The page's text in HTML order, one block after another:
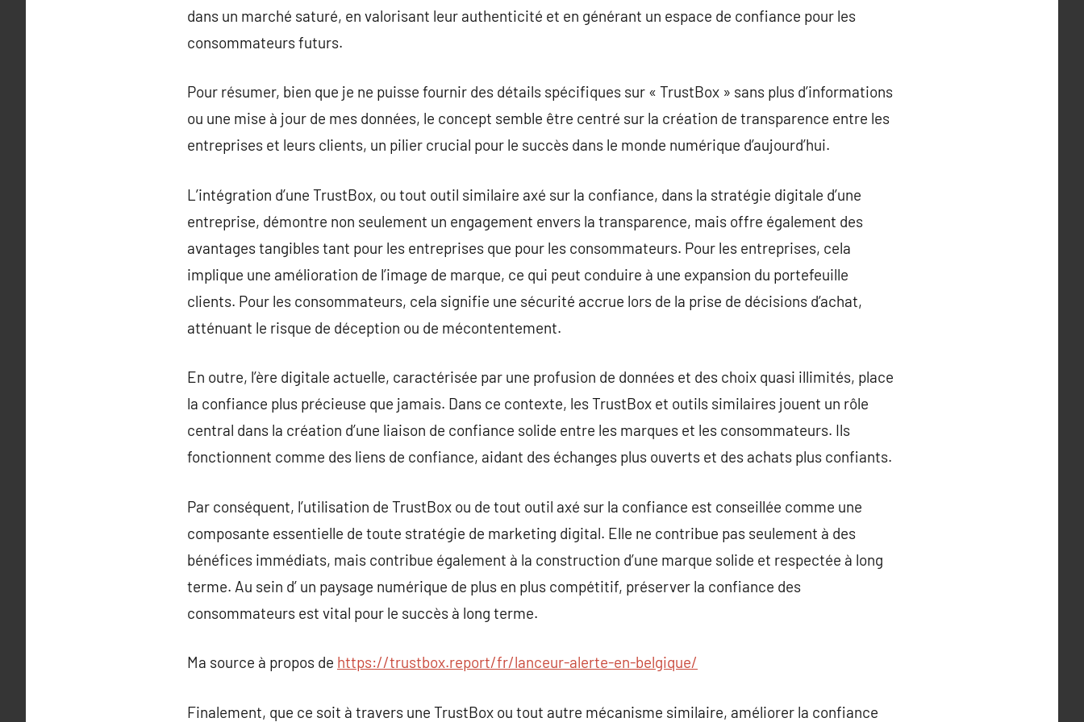
dans un marché saturé, en valorisant leur authenticité et en générant un espace de confiance pour les
consommateurs futurs.
Pour résumer, bien que je ne puisse fournir des détails spécifiques sur « TrustBox » sans plus d’informations
ou une mise à jour de mes données, le concept semble être centré sur la création de transparence entre les
entreprises et leurs clients, un pilier crucial pour le succès dans le monde numérique d’aujourd’hui.
L’intégration d’une TrustBox, ou tout outil similaire axé sur la confiance, dans la stratégie digitale d’une
entreprise, démontre non seulement un engagement envers la transparence, mais offre également des
avantages tangibles tant pour les entreprises que pour les consommateurs. Pour les entreprises, cela
implique une amélioration de l’image de marque, ce qui peut conduire à une expansion du portefeuille
clients. Pour les consommateurs, cela signifie une sécurité accrue lors de la prise de décisions d’achat,
atténuant le risque de déception ou de mécontentement.
En outre, l’ère digitale actuelle, caractérisée par une profusion de données et des choix quasi illimités, place
la confiance plus précieuse que jamais. Dans ce contexte, les TrustBox et outils similaires jouent un rôle
central dans la création d’une liaison de confiance solide entre les marques et les consommateurs. Ils
fonctionnent comme des liens de confiance, aidant des échanges plus ouverts et des achats plus confiants.
Par conséquent, l’utilisation de TrustBox ou de tout outil axé sur la confiance est conseillée comme une
composante essentielle de toute stratégie de marketing digital. Elle ne contribue pas seulement à des
bénéfices immédiats, mais contribue également à la construction d’une marque solide et respectée à long
terme. Au sein d’ un paysage numérique de plus en plus compétitif, préserver la confiance des
consommateurs est vital pour le succès à long terme.
Ma source à propos de https://trustbox.report/fr/lanceur-alerte-en-belgique/
Finalement, que ce soit à travers une TrustBox ou tout autre mécanisme similaire, améliorer la confiance